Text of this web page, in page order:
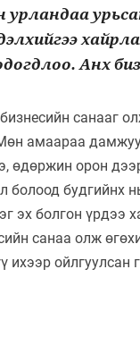
Анх
санааг
амаараа
өдөржин орон
болоод будгийнх
эх болгон үрдээ
санаа олж
ихээр ойлгуулсан